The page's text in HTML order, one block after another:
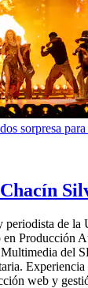
sorpresa
periodista de la
en Producción
del
web y